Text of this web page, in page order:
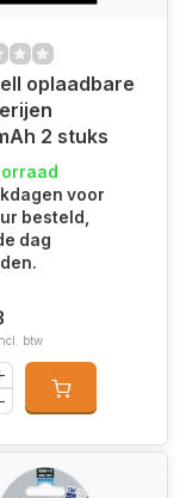
oplaadbare
2 stuks
voor
besteld,
dag
btw